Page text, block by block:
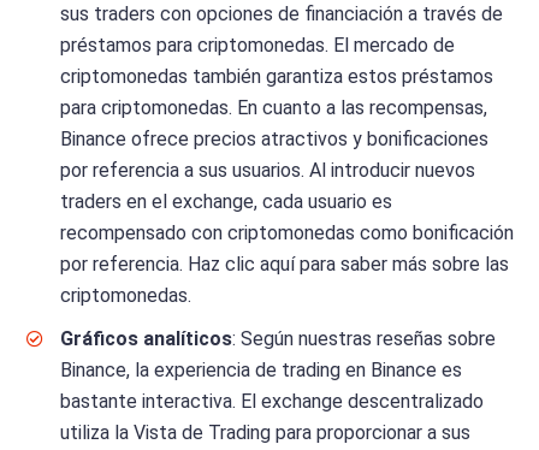
sus traders con opciones de financiación a través de
préstamos para criptomonedas. El mercado de
criptomonedas también garantiza estos préstamos
para criptomonedas. En cuanto a las recompensas,
Binance ofrece precios atractivos y bonificaciones
por referencia a sus usuarios. Al introducir nuevos
traders en el exchange, cada usuario es
recompensado con criptomonedas como bonificación
por referencia. Haz clic aquí para saber más sobre las
criptomonedas.
Gráficos analíticos: Según nuestras reseñas sobre
Binance, la experiencia de trading en Binance es
bastante interactiva. El exchange descentralizado
utiliza la Vista de Trading para proporcionar a sus